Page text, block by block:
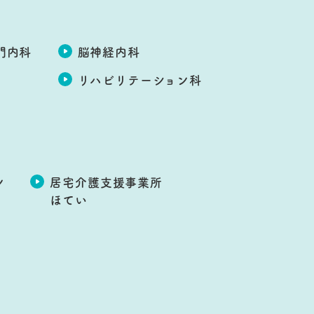
内科
脳神経内科
リハビリテーション科
居宅介護支援事業所
ほてい